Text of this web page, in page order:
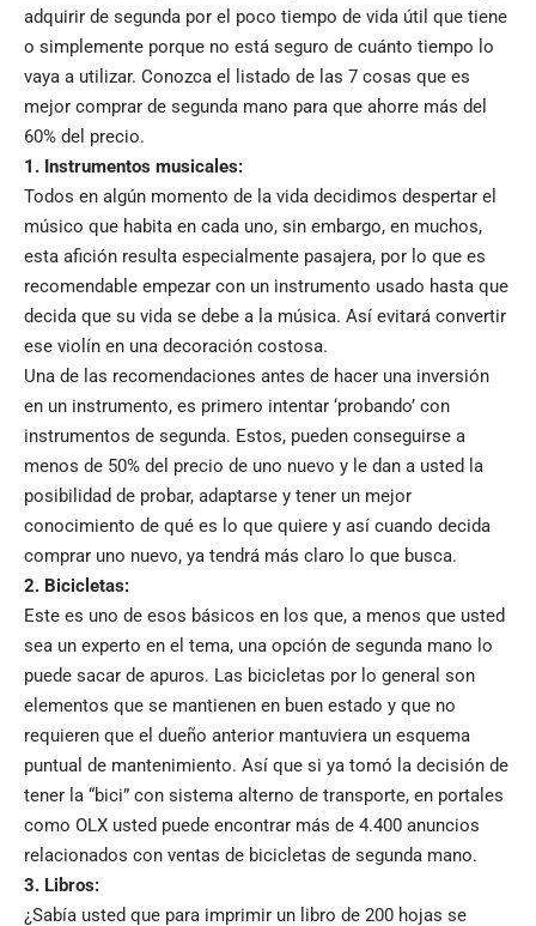
adquirir de segunda por el poco tiempo de vida útil que tiene
o simplemente porque no está seguro de cuánto tiempo lo
vaya a utilizar. Conozca el listado de las 7 cosas que es
mejor comprar de segunda mano para que ahorre más del
60% del precio.
1. Instrumentos musicales:
Todos en algún momento de la vida decidimos despertar el
músico que habita en cada uno, sin embargo, en muchos,
esta afición resulta especialmente pasajera, por lo que es
recomendable empezar con un instrumento usado hasta que
decida que su vida se debe a la música. Así evitará convertir
ese violín en una decoración costosa.
Una de las recomendaciones antes de hacer una inversión
en un instrumento, es primero intentar ‘probando’ con
instrumentos de segunda. Estos, pueden conseguirse a
menos de 50% del precio de uno nuevo y le dan a usted la
posibilidad de probar, adaptarse y tener un mejor
conocimiento de qué es lo que quiere y así cuando decida
comprar uno nuevo, ya tendrá más claro lo que busca.
2. Bicicletas:
Este es uno de esos básicos en los que, a menos que usted
sea un experto en el tema, una opción de segunda mano lo
puede sacar de apuros. Las bicicletas por lo general son
elementos que se mantienen en buen estado y que no
requieren que el dueño anterior mantuviera un esquema
puntual de mantenimiento. Así que si ya tomó la decisión de
tener la “bici” con sistema alterno de transporte, en portales
como OLX usted puede encontrar más de 4.400 anuncios
relacionados con ventas de bicicletas de segunda mano.
3. Libros:
¿Sabía usted que para imprimir un libro de 200 hojas se